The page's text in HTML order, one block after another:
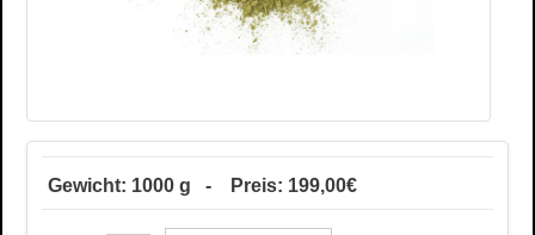
Gewicht: 1000 g - Preis: 199,00€